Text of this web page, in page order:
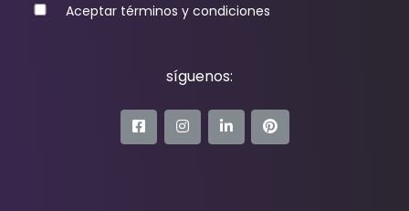
Aceptar términos y condiciones
síguenos: